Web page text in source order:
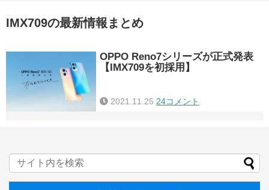
IMX709の最新情報まとめ
OPPO Reno7シリーズが正式発表
【IMX709を初採用】
2021.11.25 24コメント